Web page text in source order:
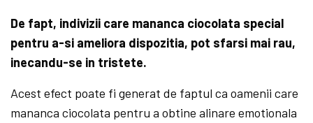
De fapt, indivizii care mananca ciocolata special
pentru a-si ameliora dispozitia, pot sfarsi mai rau,
inecandu-se in tristete.
Acest efect poate fi generat de faptul ca oamenii care
mananca ciocolata pentru a obtine alinare emotionala